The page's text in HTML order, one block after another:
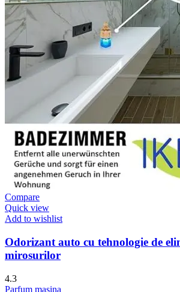
Compare
Quick view
Add to wishlist
Odorizant auto cu tehnologie de
mirosurilor
4.3
Parfum masina